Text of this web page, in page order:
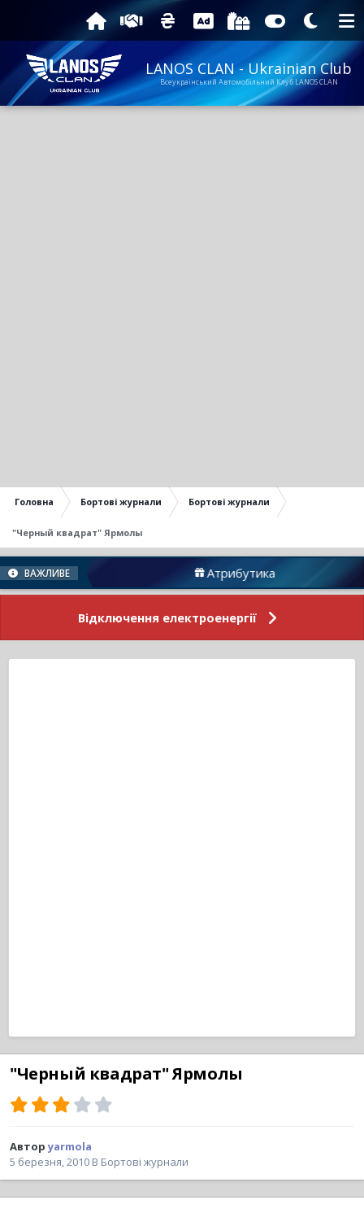
LANOS CLAN - Ukrainian Club
Всеукраїнський Автомобільний Клуб LANOS CLAN
Головна Бортові журнали Бортові журнали
"Черный квадрат" Ярмолы
ВАЖЛИВЕ Атрибутика
Відключення електроенергії
"Черный квадрат" Ярмолы
Авторyarmola
5 березня, 2010 В Бортові журнали